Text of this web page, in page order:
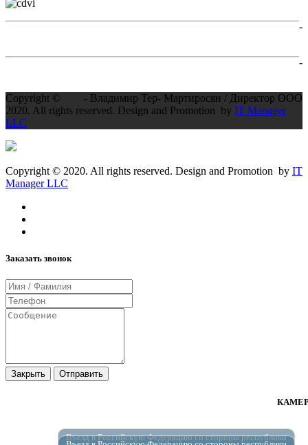
-
-
- Владимир Тер- Мартиросян / Директор ООО
Copyright ©
2020. All rights reserved. Design and Promotion by IT Manager
LLC
Copyright © 2020. All rights reserved. Design and Promotion by IT
Manager LLC
Заказать звонок
Закрыть Отправить
Въезд в Российскую Федерацию со стороны республики